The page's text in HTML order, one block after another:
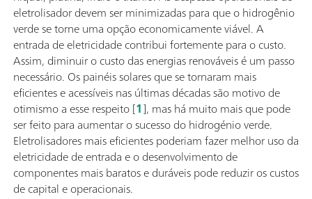
eletrolisador devem ser minimizadas para que o hidrogênio
verde se torne uma opção economicamente viável. A
entrada de eletricidade contribui fortemente para o custo.
Assim, diminuir o custo das energias renováveis é um passo
necessário. Os painéis solares que se tornaram mais
eficientes e acessíveis nas últimas décadas são motivo de
otimismo a esse respeito [1], mas há muito mais que pode
ser feito para aumentar o sucesso do hidrogénio verde.
Eletrolisadores mais eficientes poderiam fazer melhor uso da
eletricidade de entrada e o desenvolvimento de
componentes mais baratos e duráveis pode reduzir os custos
de capital e operacionais.